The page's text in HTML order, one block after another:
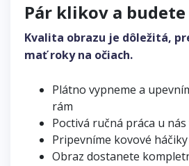
Pár klikov a
Kvalita obrazu je dôležitá,
mať roky na očiach.
Plátno vypneme a
rám
Poctivá ručná práca u nás
Pripevníme kovové
Obraz dostanete